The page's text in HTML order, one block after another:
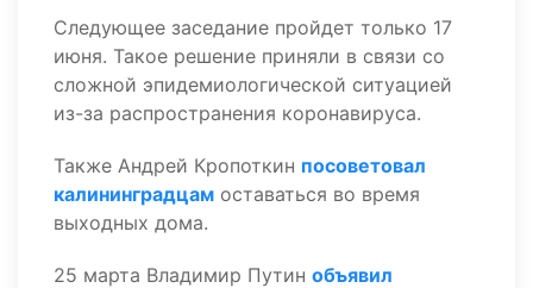
Следующее заседание пройдет только 17
июня. Такое решение приняли в связи со
сложной эпидемиологической ситуацией
из-за распространения коронавируса.
Также Андрей Кропоткин посоветовал
калининградцам оставаться во время
выходных дома.
25 марта Владимир Путин объявил